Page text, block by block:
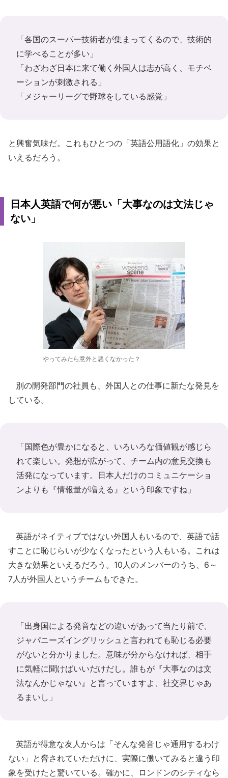
「各国のスーパー技術者が集まってくるので、技術的
に学べることが多い」
「わざわざ日本に来て働く外国人は志が高く、モチベ
ーションが刺激される」
「メジャーリーグで野球をしている感覚」
と興奮気味だ。これもひとつの「英語公用語化」の効果と
いえるだろう。
日本人英語で何が悪い「大事なのは文法じゃ
ない」
やってみたら意外と悪くなかった？
別の開発部門の社員も、外国人との仕事に新たな発見を
している。
「国際色が豊かになると、いろいろな価値観が感じら
れて楽しい。発想が広がって、チーム内の意見交換も
活発になっています。日本人だけのコミュニケーショ
ンよりも『情報量が増える』という印象ですね」
英語がネイティブではない外国人もいるので、英語で話
すことに恥じらいが少なくなったという人もいる。これは
大きな効果といえるだろう。10人のメンバーのうち、6～
7人が外国人というチームもできた。
「出身国による発音などの違いがあって当たり前で、
ジャパニーズイングリッシュと言われても恥じる必要
がないと分かりました。意味が分からなければ、相手
に気軽に聞けばいいだけだし。誰もが『大事なのは文
法なんかじゃない』と言っていますよ、社交界じゃあ
るまいし」
英語が得意な友人からは「そんな発音じゃ通用するわけ
ない」と脅されていただけに、実際に働いてみると違う印
象を受けたと驚いている。確かに、ロンドンのシティなら